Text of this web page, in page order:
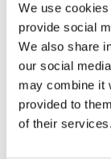
We use
provide social
We also share
our social
may combine it
provided to
of their services.
Nata­scha von
vision­naire
enga­ge­ment
à l’u­ti­li­sa­tion